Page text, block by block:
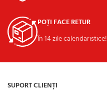
POȚI FACE RETUR
În 14 zile calendaristice!
SUPORT CLIENȚI